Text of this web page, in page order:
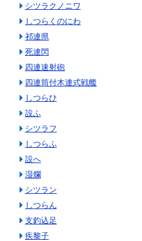
シツラクノニワ
しつらくのにわ
祁連県
死連閃
四連速射砲
四連筒付木連式戦艦
しつらひ
設ふ
シツラフ
しつらふ
設へ
湿爛
シツラン
しつらん
支釣込足
疾黎子